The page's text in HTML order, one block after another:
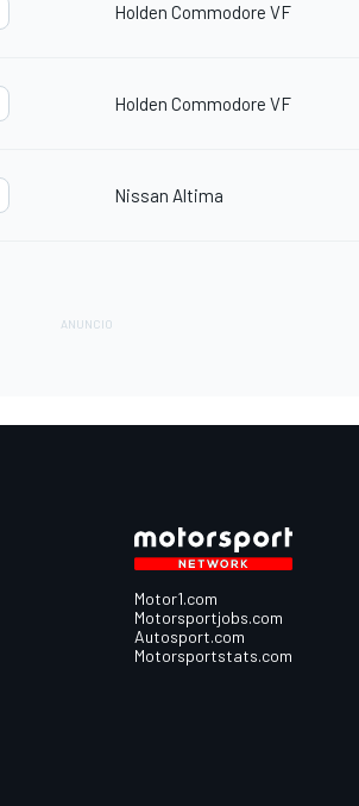
Holden Commodore VF
Holden Commodore VF
Nissan Altima
Motor1.com
Motorsportjobs.com
Autosport.com
Motorsportstats.com